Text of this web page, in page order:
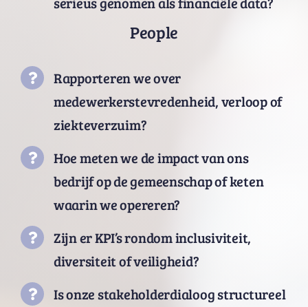
People
Rapporteren we over
medewerkerstevredenheid, verloop of
ziekteverzuim?
Hoe meten we de impact van ons
bedrijf op de gemeenschap of keten
waarin we opereren?
Zijn er KPI’s rondom inclusiviteit,
diversiteit of veiligheid?
Is onze stakeholderdialoog structureel